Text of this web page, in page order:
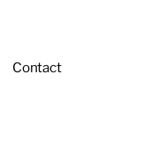
Contact